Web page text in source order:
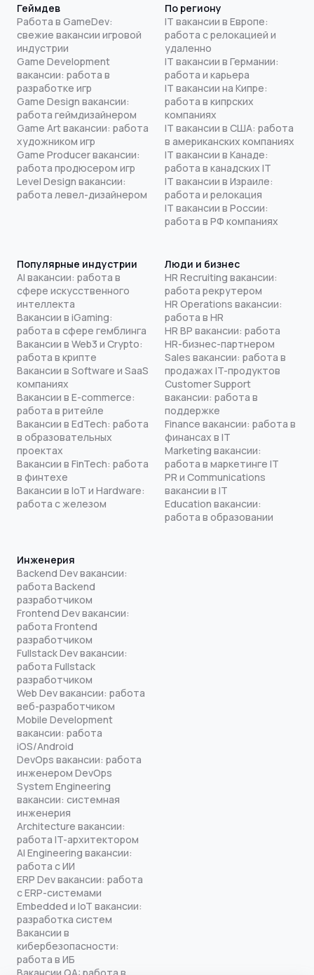
Геймдев
Работа в GameDev:
свежие вакансии игровой
индустрии
Game Development
вакансии: работа в
разработке игр
Game Design вакансии:
работа геймдизайнером
Game Art вакансии: работа
художником игр
Game Producer вакансии:
работа продюсером игр
Level Design вакансии:
работа левел-дизайнером
По региону
IT вакансии в Европе:
работа с релокацией и
удаленно
IT вакансии в Германии:
работа и карьера
IT вакансии на Кипре:
работа в кипрских
компаниях
IT вакансии в США: работа
в американских компаниях
IT вакансии в Канаде:
работа в канадских IT
IT вакансии в Израиле:
работа и релокация
IT вакансии в России:
работа в РФ компаниях
Популярные индустрии
AI вакансии: работа в
сфере искусственного
интеллекта
Вакансии в iGaming:
работа в сфере гемблинга
Вакансии в Web3 и Crypto:
работа в крипте
Вакансии в Software и SaaS
компаниях
Вакансии в E-commerce:
работа в ритейле
Вакансии в EdTech: работа
в образовательных
проектах
Вакансии в FinTech: работа
в финтехе
Вакансии в IoT и Hardware:
работа с железом
Люди и бизнес
HR Recruiting вакансии:
работа рекрутером
HR Operations вакансии:
работа в HR
HR BP вакансии: работа
HR-бизнес-партнером
Sales вакансии: работа в
продажах IT-продуктов
Customer Support
вакансии: работа в
поддержке
Finance вакансии: работа в
финансах в IT
Marketing вакансии:
работа в маркетинге IT
PR и Communications
вакансии в IT
Education вакансии:
работа в образовании
Инженерия
Backend Dev вакансии:
работа Backend
разработчиком
Frontend Dev вакансии:
работа Frontend
разработчиком
Fullstack Dev вакансии:
работа Fullstack
разработчиком
Web Dev вакансии: работа
веб-разработчиком
Mobile Development
вакансии: работа
iOS/Android
DevOps вакансии: работа
инженером DevOps
System Engineering
вакансии: системная
инженерия
Architecture вакансии:
работа IT-архитектором
AI Engineering вакансии:
работа с ИИ
ERP Dev вакансии: работа
с ERP-системами
Embedded и IoT вакансии:
разработка систем
Вакансии в
кибербезопасности:
работа в ИБ